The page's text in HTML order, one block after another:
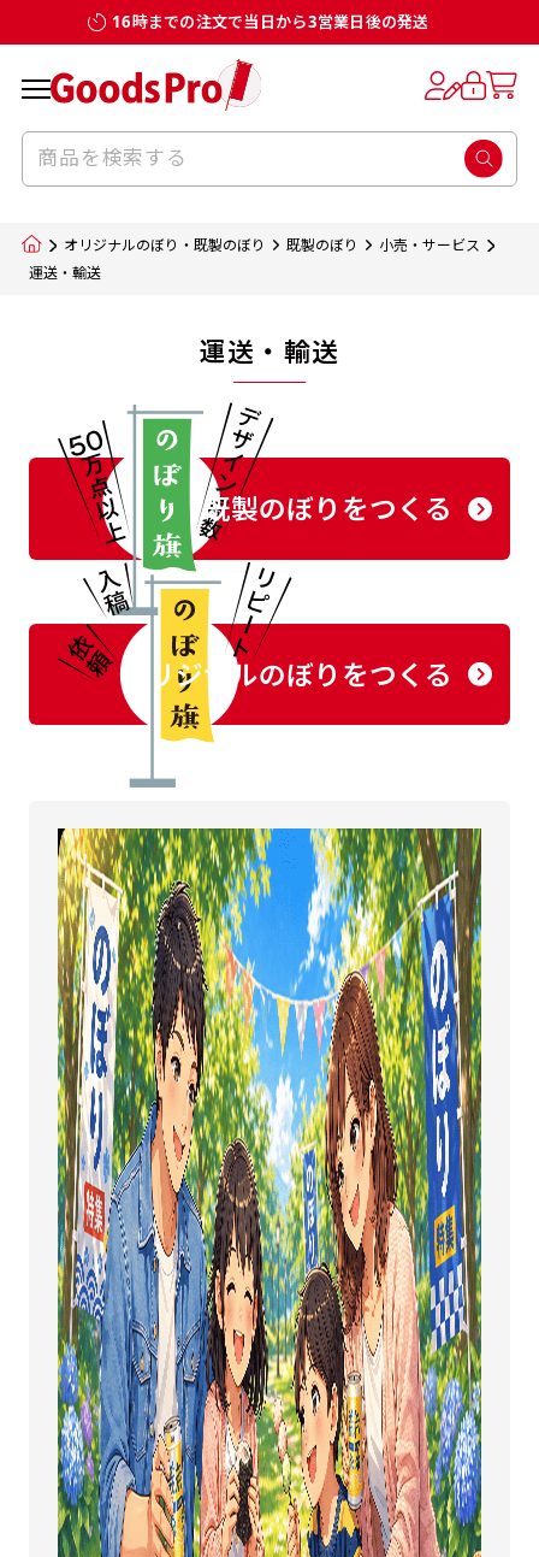
16時までの注文で当日から3営業日後の発送
オリジナルのぼり・既製のぼり 既製のぼり
小売・サービス
運送・輸送
運送・輸送
既製のぼりをつくる
オリジナルのぼりをつくる